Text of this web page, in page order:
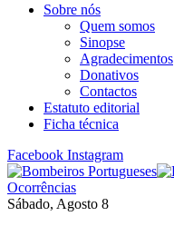
Sobre nós
Quem somos
Sinopse
Agradecimentos
Donativos
Contactos
Estatuto editorial
Ficha técnica
Facebook Instagram
Ocorrências
Sábado, Agosto 8